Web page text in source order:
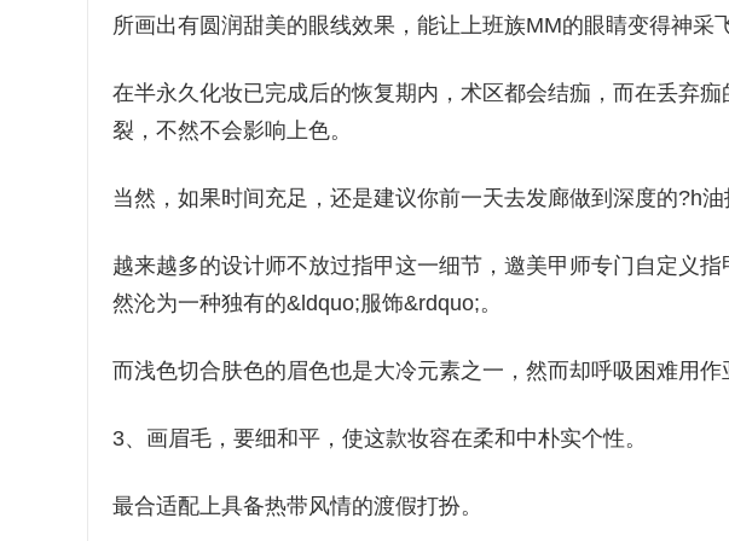
所画出有圆润甜美的眼线效果，能让上班族MM的眼睛变得神采
在半永久化妆已完成后的恢复期内，术区都会结痂，而在丢弃
裂，不然不会影响上色。
当然，如果时间充足，还是建议你前一天去发廊做到深度的?h油
越来越多的设计师不放过指甲这一细节，邀美甲师专门自定义
然沦为一种独有的&ldquo;服饰&rdquo;。
而浅色切合肤色的眉色也是大冷元素之一，然而却呼吸困难用作
3、画眉毛，要细和平，使这款妆容在柔和中朴实个性。
最合适配上具备热带风情的渡假打扮。